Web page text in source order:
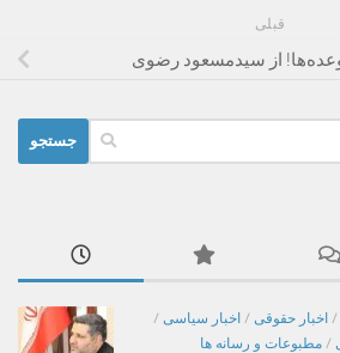
قبلی
از سیدمسعود رضوی
/ اخبار حقوقی / اخبار سیاسی /
/ مطبوعات و رسانه ها